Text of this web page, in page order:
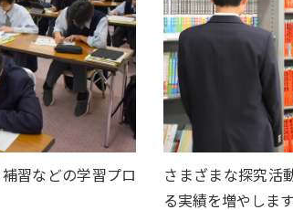
習などの学習プロ
さまざまな探究活
る実績を増やします